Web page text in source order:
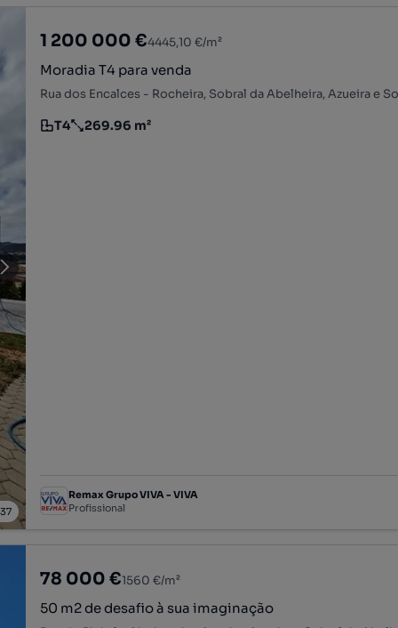
37
1 200 000 €4445,10 €/m²
Moradia T4 para venda
Tipologia
T4
Preço por metro quadrado
269.96 m²
Remax Grupo VIVA - VIVA
Profissional
78 000 €1560 €/m²
50 m2 de desafio à sua imaginação